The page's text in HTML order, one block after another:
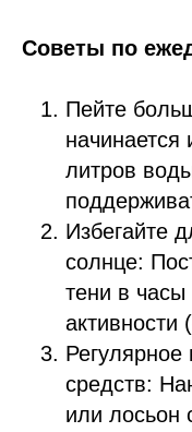
Советы по
Пейте
начинается
литров
Избегайте
солнце:
тени в
активности
средств:
или лосьон